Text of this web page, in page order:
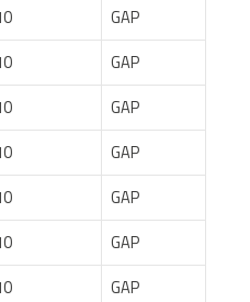
GAP
GAP
GAP
GAP
GAP
GAP
GAP